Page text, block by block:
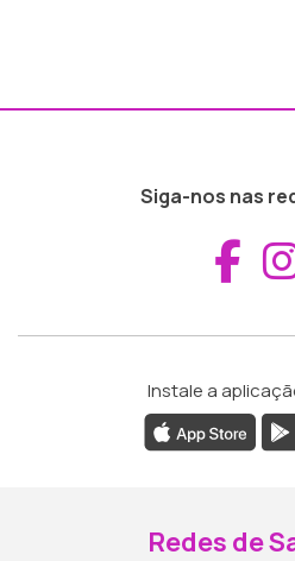
Siga-nos nas
Instale a
Redes de